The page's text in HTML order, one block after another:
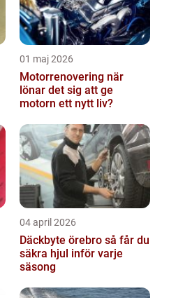
01 maj 2026
Motorrenovering när
lönar det sig att ge
motorn ett nytt liv?
04 april 2026
Däckbyte örebro så får du
säkra hjul inför varje
säsong